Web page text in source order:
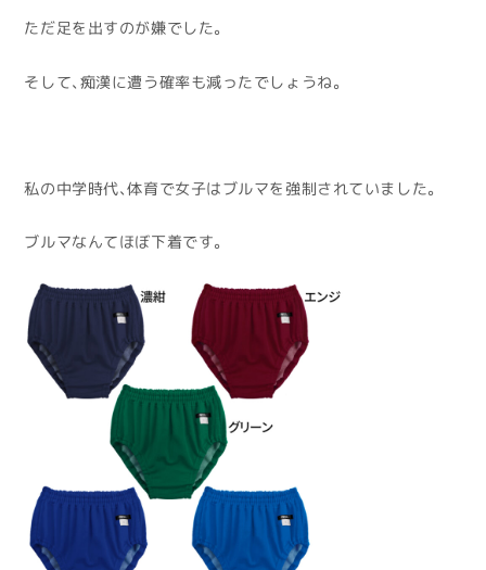
ただ足を出すのが嫌でした。
そして、痴漢に遭う確率も減ったでしょうね。
私の中学時代、体育で女子はブルマを強制されていました。
ブルマなんてほぼ下着です。